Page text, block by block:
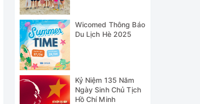
Wicomed Thông Báo
Du Lịch Hè 2025
Kỷ Niệm 135 Năm
Ngày Sinh Chủ Tịch
Hồ Chí Minh